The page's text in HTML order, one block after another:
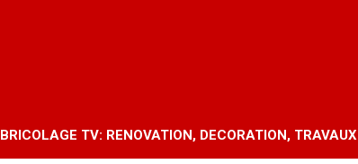
BRICOLAGE TV: RENOVATION, DECORATION, TRAVAUX